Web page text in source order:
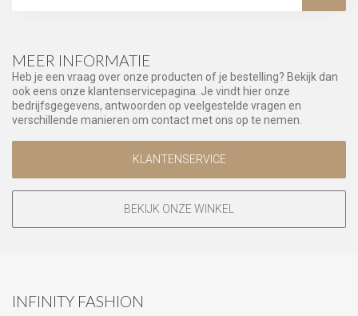
MEER INFORMATIE
Heb je een vraag over onze producten of je bestelling? Bekijk dan
ook eens onze klantenservicepagina. Je vindt hier onze
bedrijfsgegevens, antwoorden op veelgestelde vragen en
verschillende manieren om contact met ons op te nemen.
KLANTENSERVICE
BEKIJK ONZE WINKEL
INFINITY FASHION